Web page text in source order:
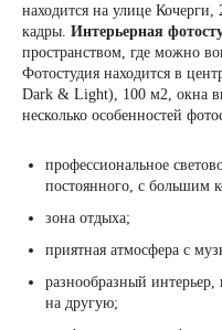
находится на улице
кадры. Интерьерная
пространством, где можно
Фотостудия находится в
Dark & Light), 100 м2, окна
несколько особенностей
профессиональное
постоянного, с большим
зона отдыха;
приятная атмосфера с
разнообразный
на другую;